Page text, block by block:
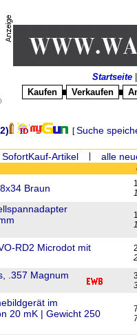
Startseite
Kaufen
Verkaufen
[Suche
SofortKauf-Artikel alle
Braun
RD2 Microdot mit
.357 Magnum
im
20 mK | Gewicht 250